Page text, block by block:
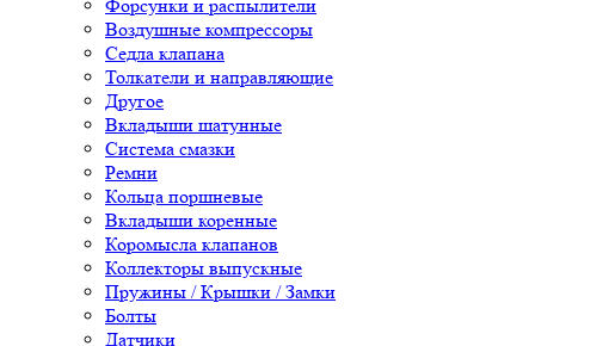
Форсунки и распылители
Воздушные компрессоры
Седла клапана
Толкатели и направляющие
Другое
Вкладыши шатунные
Система смазки
Ремни
Кольца поршневые
Вкладыши коренные
Коромысла клапанов
Коллекторы выпускные
Пружины / Крышки / Замки
Болты
Датчики